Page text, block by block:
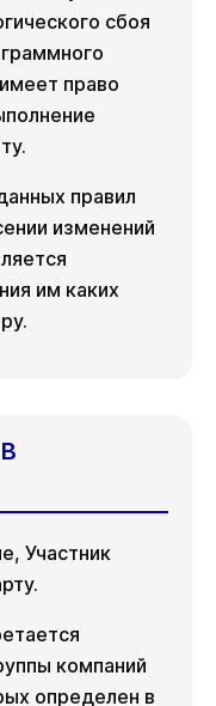
сбоя
право
правил
изменений
им каких
Участник
компаний
определен в